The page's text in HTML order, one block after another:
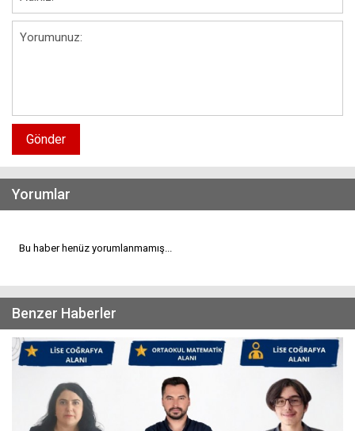
Gönder
Yorumlar
Bu haber henüz yorumlanmamış...
Benzer Haberler